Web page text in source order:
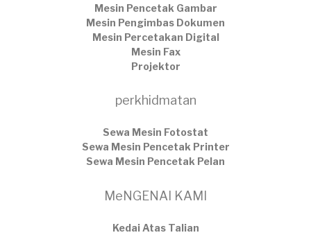
Mesin Pencetak Gambar
Mesin Pengimbas Dokumen
Mesin Percetakan Digital
Mesin Fax
Projektor
perkhidmatan
Sewa Mesin Fotostat
Sewa Mesin Pencetak Printer
Sewa Mesin Pencetak Pelan
MeNGENAI KAMI
Kedai Atas Talian